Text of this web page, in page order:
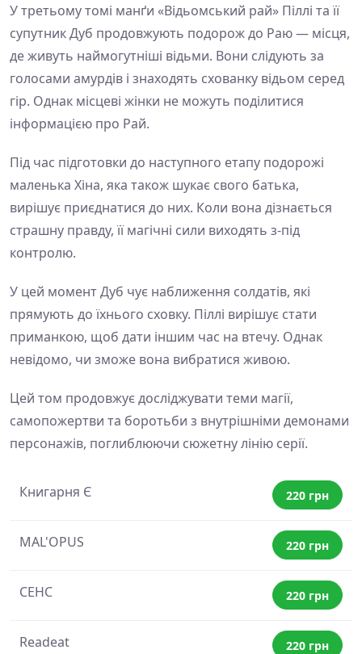
У третьому томі манґи «Відьомський рай» Піллі та її
супутник Дуб продовжують подорож до Раю — місця,
де живуть наймогутніші відьми. Вони слідують за
голосами амурдів і знаходять схованку відьом серед
гір. Однак місцеві жінки не можуть поділитися
інформацією про Рай.
Під час підготовки до наступного етапу подорожі
маленька Хіна, яка також шукає свого батька,
вирішує приєднатися до них. Коли вона дізнається
страшну правду, її магічні сили виходять з-під
контролю.
У цей момент Дуб чує наближення солдатів, які
прямують до їхнього сховку. Піллі вирішує стати
приманкою, щоб дати іншим час на втечу. Однак
невідомо, чи зможе вона вибратися живою.
Цей том продовжує досліджувати теми магії,
самопожертви та боротьби з внутрішніми демонами
персонажів, поглиблюючи сюжетну лінію серії.
Книгарня Є 220 грн
MAL'OPUS 220 грн
СЕНС 220 грн
Readeat 220 грн